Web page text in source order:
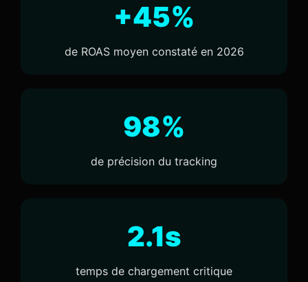
+45%
de ROAS moyen constaté en 2026
98%
de précision du tracking
2.1s
temps de chargement critique